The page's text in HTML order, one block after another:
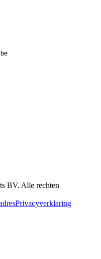
BV. Alle rechten
Privacyverklaring